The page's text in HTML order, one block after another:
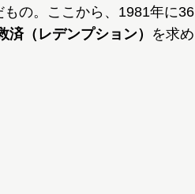
もの。ここから、1981年に36
済（レデンプション） を求め